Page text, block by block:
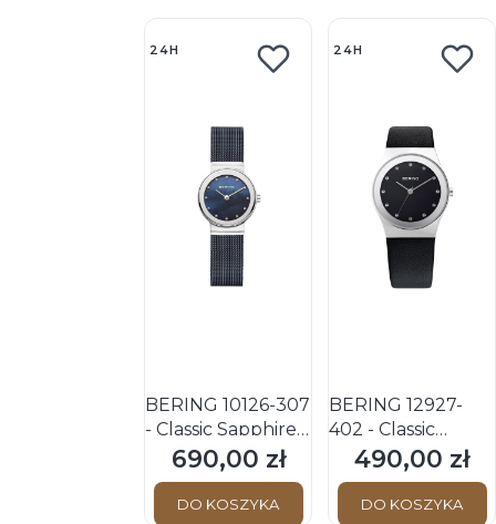
24H
BERING 10126-307
- Classic Sapphire -
Damski - Zegarek
kwarcowy
Cena
690,00 zł
DO KOSZYKA
24H
BERING 12927-
402 - Classic
Sapphire - Damski
- Zegarek
kwarcowy
Cena
490,00 zł
DO KOSZYKA